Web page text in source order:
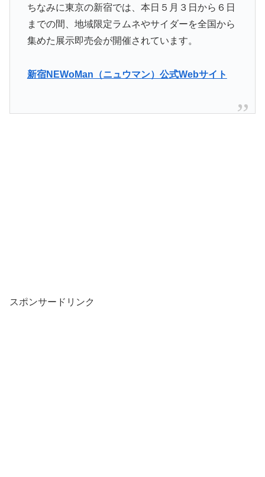
ちなみに東京の新宿では、本日５月３日から６日
までの間、地域限定ラムネやサイダーを全国から
集めた展示即売会が開催されています。
新宿NEWoMan（ニュウマン）公式Webサイト
スポンサードリンク